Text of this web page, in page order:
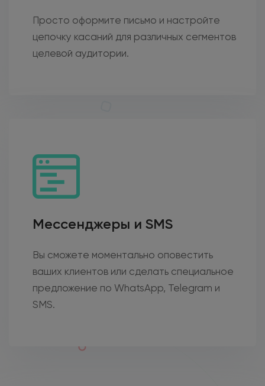
Просто оформите письмо и настройте
цепочку касаний для различных сегментов
целевой аудитории.
Мессенджеры и SMS
Вы сможете моментально оповестить
ваших клиентов или сделать специальное
предложение по WhatsApp, Telegram и
SMS.